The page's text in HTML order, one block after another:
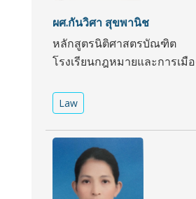
ผศ.กันวิศา สุขพานิช
หลักสูตรนิติศาสตรบัณฑิต
โรงเรียนกฎหมายและการเมื
Law